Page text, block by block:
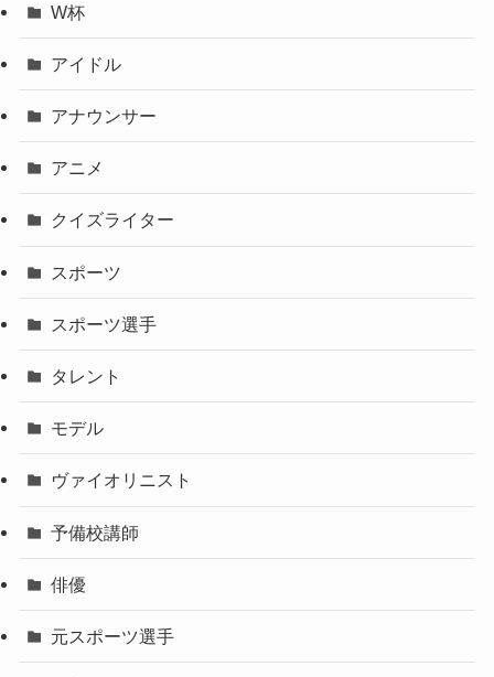
W杯
アイドル
アナウンサー
アニメ
クイズライター
スポーツ
スポーツ選手
タレント
モデル
ヴァイオリニスト
予備校講師
俳優
元スポーツ選手